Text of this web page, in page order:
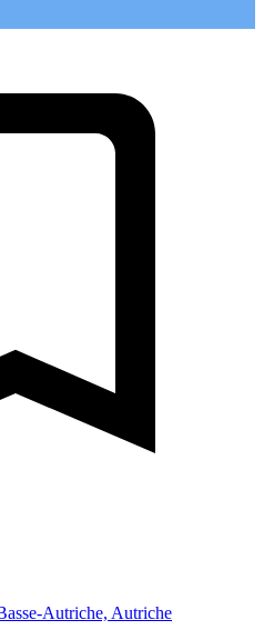
Autriche, Autriche